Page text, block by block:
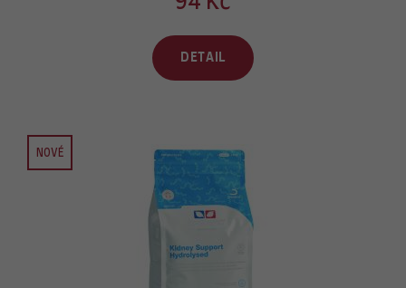
DETAIL
NOVÉ